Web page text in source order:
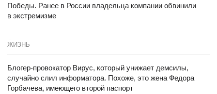
ЖИЗНЬ
Блогер-провокатор Вирус, который унижает демсилы,
случайно слил информатора. Похоже, это жена Федора
Горбачева, имеющего второй паспорт
Победы. Ранее в России владельца компании обвинили
в экстремизме